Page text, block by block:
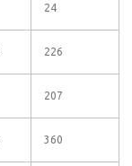
24
226
207
360